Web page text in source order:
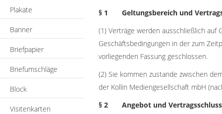
Plakate
Banner
Briefpapier
Briefumschläge
Block
Visitenkarten
§ 1 Geltungsbereich und
(1) Verträge werden ausschließlich auf
Geschäftsbedingungen in der zum
vorliegenden Fassung geschlossen.
(2) Sie kommen zustande zwischen
der Kollin Mediengesellschaft mbH
§ 2 Angebot und Vertragsschluss